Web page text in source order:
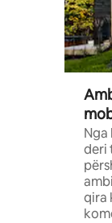
Nga
deri
qira